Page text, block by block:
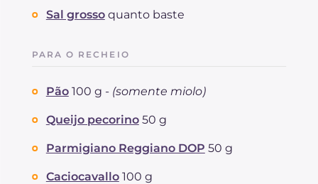
Proteína
Colesterol
Sal grosso quanto baste
PARA O RECHEIO
Pão 100 g - (somente miolo)
Queijo pecorino 50 g
Parmigiano Reggiano DOP 50 g
Caciocavallo 100 g